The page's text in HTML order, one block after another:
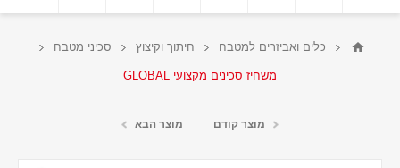
כלים ואביזרים למטבח חיתוך וקיצוץ סכיני מטבח
משחיז סכינים מקצועי GLOBAL
מוצר קודם מוצר הבא